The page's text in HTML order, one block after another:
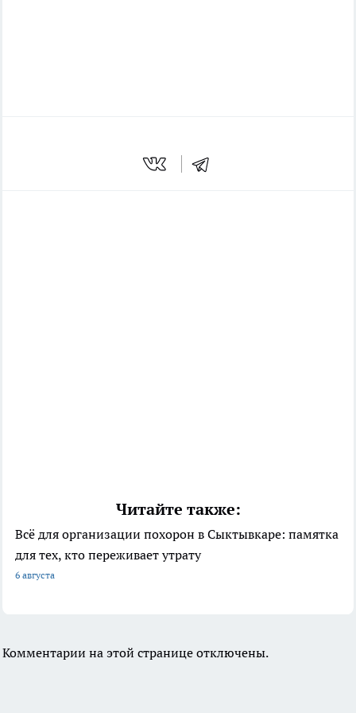
Читайте также:
Всё для организации похорон в Сыктывкаре: памятка
для тех, кто переживает утрату
6 августа
Комментарии на этой странице отключены.